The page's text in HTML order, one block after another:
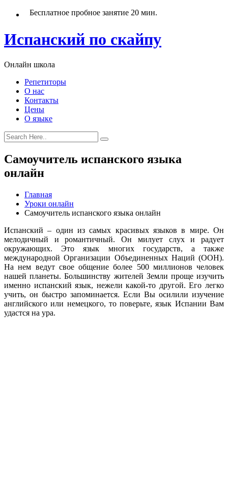
Бесплатное пробное занятие 20 мин.
Испанский по скайпу
Онлайн школа
Репетиторы
О нас
Контакты
Цены
О языке
Самоучитель испанского языка
онлайн
Главная
Уроки онлайн
Самоучитель испанского языка онлайн
Испанский – один из самых красивых языков в мире. Он
мелодичный и романтичный.Он милует слух и радует
окружающих. Это язык многих государств, а также
международной Организации Объединенных Наций (ООН).
На нем ведут свое общение более 500 миллионов человек
нашей планеты. Большинству жителей Земли проще изучить
именно испанский язык, нежели какой-то другой. Его легко
учить, он быстро запоминается. Если Вы осилили изучение
английского или немецкого, то поверьте, язык Испании Вам
удастся на ура.